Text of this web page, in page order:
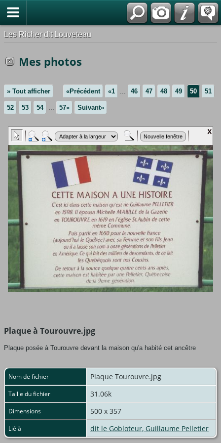
Les Richer dit Louveteau
Mes photos
» Tout afficher «Précédent «1 ... 46 47 48 49 50 51
52 53 54 ... 57» Suivant»
Plaque à Tourouvre.jpg
Plaque posée à Tourouvre devant la maison qu'a habité cet ancêtre
Nom de fichier Plaque Tourouvre.jpg
Taille du fichier 31.06k
Dimensions 500 x 357
Lié à dit le Gobloteur, Guillaume Pelletier